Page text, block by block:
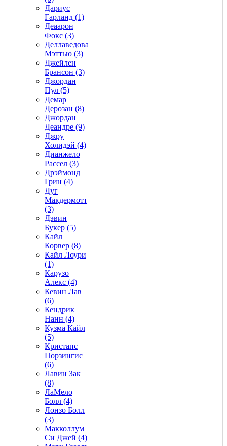
Дариус
Гарланд (1)
Деаарон
Фокс (3)
Деллаведова
Мэттью (3)
Джейлен
Брансон (3)
Джордан
Пул (5)
Демар
Дерозан (8)
Джордан
Деандре (9)
Джру
Холидэй (4)
Дианжело
Рассел (3)
Дрэймонд
Грин (4)
Дуг
Макдермотт
(3)
Дэвин
Букер (5)
Кайл
Корвер (8)
Кайл Лоури
(1)
Карузо
Алекс (4)
Кевин Лав
(6)
Кендрик
Нанн (4)
Кузма Кайл
(5)
Кристапс
Порзингис
(6)
Лавин Зак
(8)
ЛаМело
Болл (4)
Лонзо Болл
(3)
Макколлум
Си Джей (4)